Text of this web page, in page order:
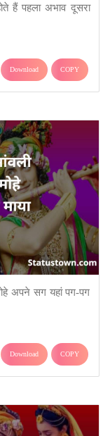
हैं पहला अभाव दूसरा
Download COPY
अपने सग यहां पग-पग
Download COPY